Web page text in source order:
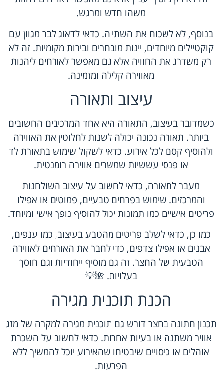
משהו חדש ומרגש.
בנוסף, לא לשכוח את השתייה. כדאי לדאוג לבר מגוון עם
קוקטיילים מיוחדים, יינות מובחרים ובירות מקומיות. זה לא
רק משדרג את החוויה אלא גם מאפשר לאורחים ליהנות
מאווירה קלילה ומזמינה.
עיצוב ותאורה
כשמדובר בעיצוב, התאורה היא אחד המרכיבים החשובים
ביותר. תאורה נכונה יכולה לשנות לחלוטין את האווירה
ולהוסיף קסם לכל אירוע. כדאי לשקול שימוש בתאורת לד
או פנסי עששיות שמשרים אווירה רומנטית.
מעבר לתאורה, כדאי לחשוב על עיצוב השולחנות
והמרכזים. שימוש בפרחים טבעיים, פמוטים או אפילו
פריטים אישיים כמו תמונות יכול להוסיף נופך אישי ומיוחד.
כמו כן, כדאי לשלב פריטים מהטבע בעיצוב, כמו ענפים,
אבנים או אפילו צדפים, כדי לחבר את האורחים לאווירה
הטבעית של החצר. זה גם מוסיף ייחודיות וגם חוסך
בעלויות. 🌺💡
הכנת תוכנית מגירה
תכנון חתונה בחצר דורש גם תוכנית מגירה למקרה של מזג
אוויר משתנה או בעיות אחרות. כדאי לחשוב על השכרת
אוהלים או כיסויים שיבטיחו שהאירוע יוכל להמשיך ללא
הפרעות.